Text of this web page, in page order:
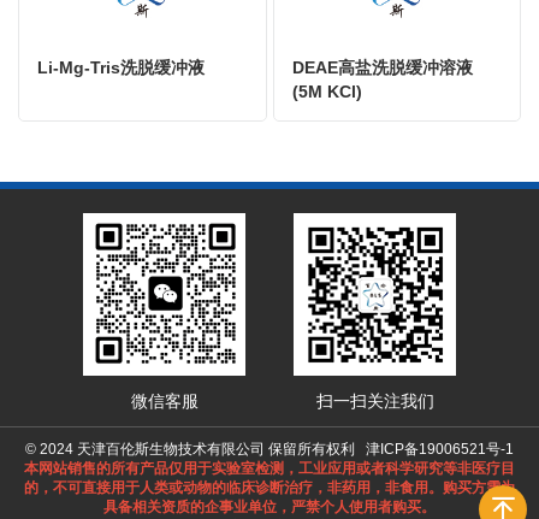
Li-Mg-Tris洗脱缓冲液
DEAE高盐洗脱缓冲溶液
(5M KCl)
微信客服 扫一扫关注我们
© 2024 天津百伦斯生物技术有限公司 保留所有权利 津ICP备19006521号-1
本网站销售的所有产品仅用于实验室检测，工业应用或者科学研究等非医疗目
的，不可直接用于人类或动物的临床诊断治疗，非药用，非食用。购买方需为
具备相关资质的企事业单位，严禁个人使用者购买。